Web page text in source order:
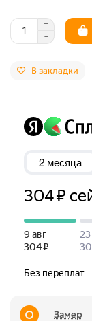
В закладки
Замер